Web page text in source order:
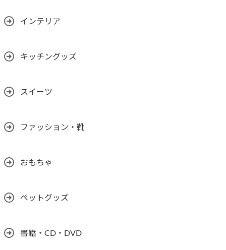
インテリア
キッチングッズ
スイーツ
ファッション・靴
おもちゃ
ペットグッズ
書籍・CD・DVD